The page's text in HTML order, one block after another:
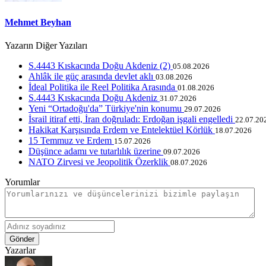
Mehmet Beyhan
Yazarın Diğer Yazıları
S.4443 Kıskacında Doğu Akdeniz (2) 05.08.2026
Ahlâk ile güç arasında devlet aklı 03.08.2026
İdeal Politika ile Reel Politika Arasında 01.08.2026
S.4443 Kıskacında Doğu Akdeniz 31.07.2026
Yeni “Ortadoğu'da” Türkiye'nin konumu 29.07.2026
İsrail itiraf etti, İran doğruladı: Erdoğan işgali engelledi
Hakikat Karşısında Erdem ve Entelektüel Körlük 18.07.2026
15 Temmuz ve Erdem 15.07.2026
Düşünce adamı ve tutarlılık üzerine 09.07.2026
NATO Zirvesi ve Jeopolitik Özerklik 08.07.2026
Yorumlar
Gönder
Yazarlar